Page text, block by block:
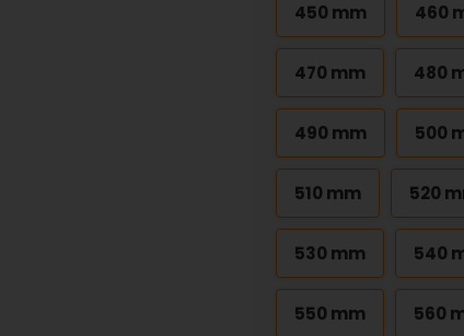
450 mm 460
470 mm 480
490 mm 500
510 mm 520
530 mm 540
550 mm 560